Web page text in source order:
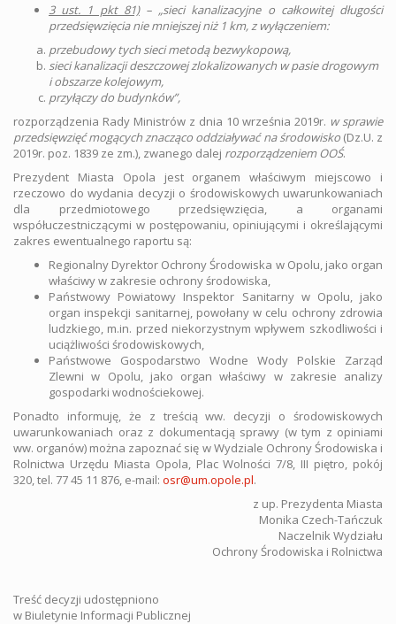
3 ust. 1 pkt 81)– „sieci kanalizacyjne o całkowitej długości
przedsięwzięcia nie mniejszej niż 1 km, z wyłączeniem:
przebudowy tych sieci metodą bezwykopową,
sieci kanalizacji deszczowej zlokalizowanych w pasie drogowym
i obszarze kolejowym,
przyłączy do budynków”,
rozporządzenia Rady Ministrów z dnia 10 września 2019r. w sprawie
przedsięwzięć mogących znacząco oddziaływać na środowisko(Dz.U. z
2019r. poz. 1839 ze zm.), zwanego dalej rozporządzeniem OOŚ.
Prezydent Miasta Opola jest organem właściwym miejscowo i
rzeczowo do wydania decyzji o środowiskowych uwarunkowaniach
dla przedmiotowego przedsięwzięcia, a organami
współuczestniczącymi w postępowaniu, opiniującymi i określającymi
zakres ewentualnego raportu są:
Regionalny Dyrektor Ochrony Środowiska w Opolu, jako organ
właściwy w zakresie ochrony środowiska,
Państwowy Powiatowy Inspektor Sanitarny w Opolu, jako
organ inspekcji sanitarnej, powołany w celu ochrony zdrowia
ludzkiego, m.in. przed niekorzystnym wpływem szkodliwości i
uciążliwości środowiskowych,
Państwowe Gospodarstwo Wodne Wody Polskie Zarząd
Zlewni w Opolu, jako organ właściwy w zakresie analizy
gospodarki wodnościekowej.
Ponadto informuję, że z treścią ww. decyzji o środowiskowych
uwarunkowaniach oraz z dokumentacją sprawy (w tym z opiniami
ww. organów) można zapoznać się w Wydziale Ochrony Środowiska i
Rolnictwa Urzędu Miasta Opola, Plac Wolności 7/8, III piętro, pokój
320, tel. 77 45 11 876, e-mail: osr@um.opole.pl.
z up. Prezydenta Miasta
Monika Czech-Tańczuk
Naczelnik Wydziału
Ochrony Środowiska i Rolnictwa
Treść decyzji udostępniono
w Biuletynie Informacji Publicznej